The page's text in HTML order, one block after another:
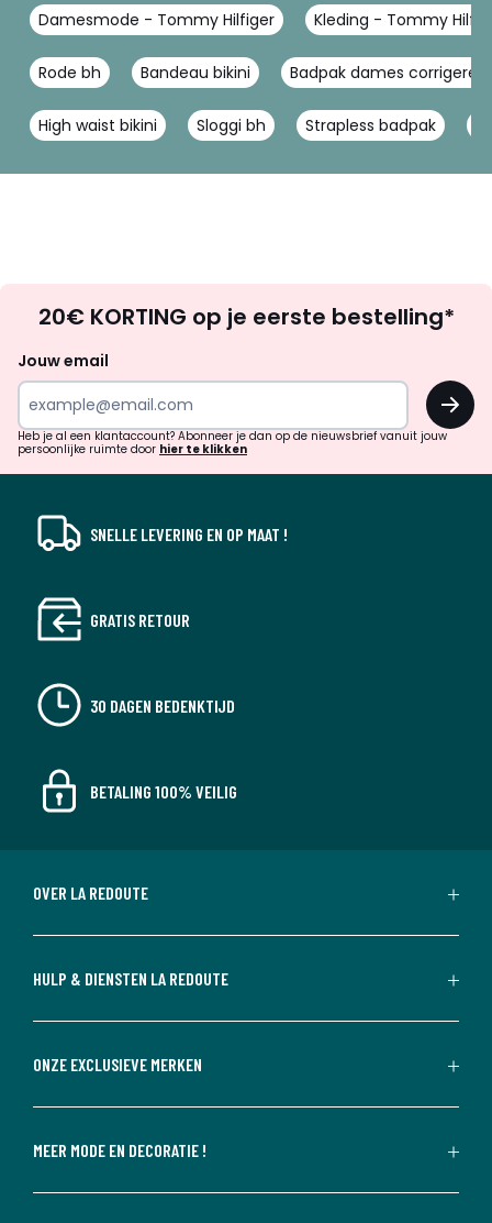
Damesmode - Tommy Hilfiger Kleding - Tommy
Rode bh Bandeau bikini Badpak dames
High waist bikini Sloggi bh Strapless badpak
zoek
inspiratie
verrassingen?
20€ KORTING op je eerste bestelling*
Jouw email
OK
Heb je al een klantaccount? Abonneer je dan op de nieuwsbrief vanuit jouw
persoonlijke ruimte door hier te klikken
SNELLE LEVERING EN OP MAAT !
GRATIS RETOUR
30 DAGEN BEDENKTIJD
BETALING 100% VEILIG
OVER LA REDOUTE
HULP & DIENSTEN LA REDOUTE
ONZE EXCLUSIEVE MERKEN
MEER MODE EN DECORATIE !